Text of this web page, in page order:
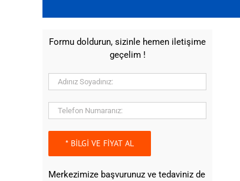
Formu doldurun, sizinle hemen iletişime
geçelim !
Merkezimize başvurunuz ve tedaviniz de